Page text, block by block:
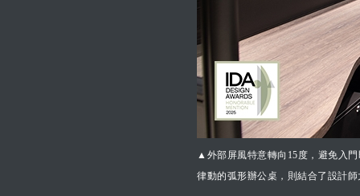
▲外部屏風特意轉向15度，避免入
律動的弧形辦公桌，則結合了設計